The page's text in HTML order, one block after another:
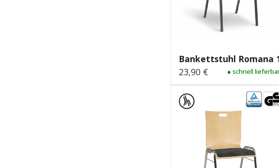
Bankettstuhl Romana
Regulärer Preis:
23,90 € ● schnell